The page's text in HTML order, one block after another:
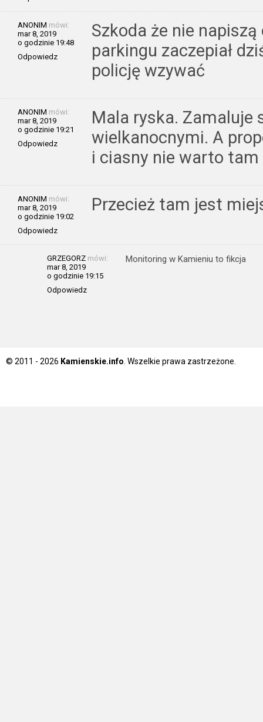
ANONIM mówi:
mar 8, 2019
o godzinie 19:48
Odpowiedz
Szkoda że nie
parkingu zaczepiał
policję wzywać
ANONIM mówi:
mar 8, 2019
o godzinie 19:21
Odpowiedz
Mala ryska. Zamaluje
wielkanocnymi. A
i ciasny nie warto
ANONIM mówi:
mar 8, 2019
o godzinie 19:02
Odpowiedz
Przecież tam jest
GRZEGORZ mówi:
mar 8, 2019
o godzinie 19:15
Odpowiedz
Monitoring w Kamieniu to fikcja
© 2011 - 2026 Kamienskie.info . Wszelkie prawa zastrzeżone.